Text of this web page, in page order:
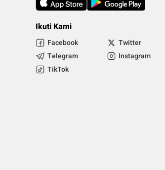
Ikuti Kami
Facebook Twitter
Telegram
Instagram
TikTok